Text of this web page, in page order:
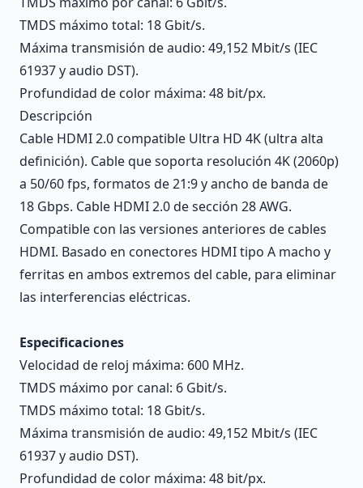
TMDS máximo total: 18 Gbit/s.
Máxima transmisión de audio: 49,152 Mbit/s (IEC
61937 y audio DST).
Profundidad de color máxima: 48 bit/px.
Descripción
Cable HDMI 2.0 compatible Ultra HD 4K (ultra alta
definición). Cable que soporta resolución 4K (2060p)
a 50/60 fps, formatos de 21:9 y ancho de banda de
18 Gbps. Cable HDMI 2.0 de sección 28 AWG.
Compatible con las versiones anteriores de cables
HDMI. Basado en conectores HDMI tipo A macho y
ferritas en ambos extremos del cable, para eliminar
las interferencias eléctricas.
Especificaciones
Velocidad de reloj máxima: 600 MHz.
TMDS máximo por canal: 6 Gbit/s.
TMDS máximo total: 18 Gbit/s.
Máxima transmisión de audio: 49,152 Mbit/s (IEC
61937 y audio DST).
Profundidad de color máxima: 48 bit/px.